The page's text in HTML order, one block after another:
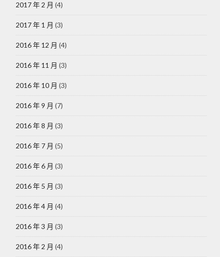
2017 年 2 月 (4)
2017 年 1 月 (3)
2016 年 12 月 (4)
2016 年 11 月 (3)
2016 年 10 月 (3)
2016 年 9 月 (7)
2016 年 8 月 (3)
2016 年 7 月 (5)
2016 年 6 月 (3)
2016 年 5 月 (3)
2016 年 4 月 (4)
2016 年 3 月 (3)
2016 年 2 月 (4)